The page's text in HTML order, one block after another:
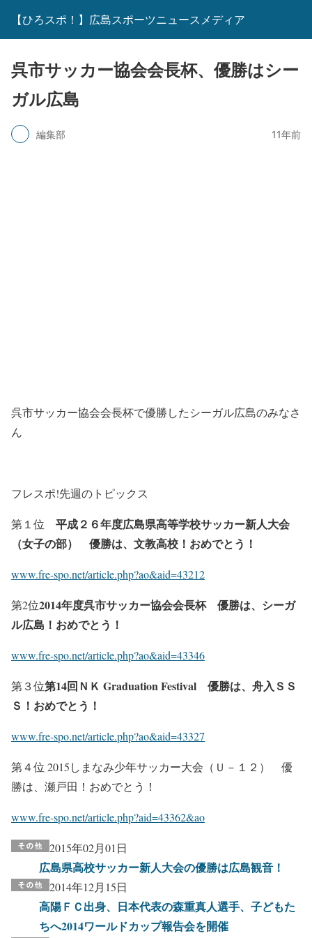
【ひろスポ！】広島スポーツニュースメディア
呉市サッカー協会会長杯、優勝はシー
ガル広島
編集部 11年前
呉市サッカー協会会長杯で優勝したシーガル広島のみなさ
ん
フレスポ!先週のトピックス
第１位 平成２６年度広島県高等学校サッカー新人大会
（女子の部） 優勝は、文教高校！おめでとう！
www.fre-spo.net/article.php?ao&aid=43212
第2位2014年度呉市サッカー協会会長杯 優勝は、シーガ
ル広島！おめでとう！
www.fre-spo.net/article.php?ao&aid=43346
第３位第14回 ＮＫ Graduation Festival 優勝は、舟入ＳＳ
Ｓ！おめでとう！
www.fre-spo.net/article.php?ao&aid=43327
第４位 2015しまなみ少年サッカー大会（Ｕ－１２） 優
勝は、瀬戸田！おめでとう！
www.fre-spo.net/article.php?aid=43362&ao
2015年02月01日
広島県高校サッカー新人大会の優勝は広島観音！
2014年12月15日
高陽ＦＣ出身、日本代表の森重真人選手、子どもた
ちへ2014ワールドカップ報告会を開催